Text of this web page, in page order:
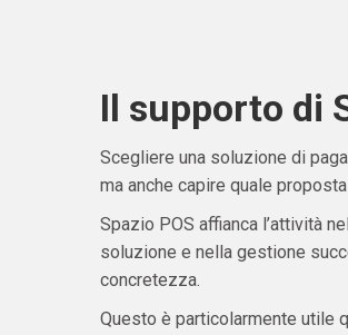
Il supporto di
Scegliere una soluzione di
ma anche capire quale
Spazio POS affianca l’attività
soluzione e nella gestione
concretezza.
Questo è particolarmente utile